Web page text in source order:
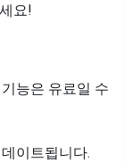
요!
능은 유료일 수
이트됩니다.